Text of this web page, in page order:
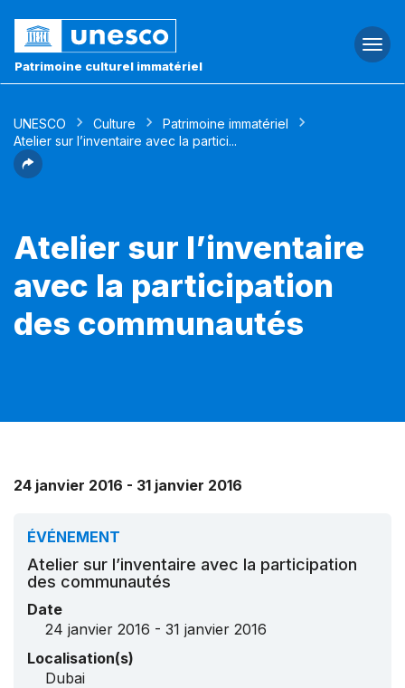
Patrimoine culturel immatériel
UNESCO Culture
Patrimoine immatériel
Atelier sur l’inventaire avec la partici...
Atelier sur l’inventaire
avec la participation
des communautés
24 janvier 2016 - 31 janvier 2016
ÉVÉNEMENT
Atelier sur l’inventaire avec la participation
des communautés
Date
24 janvier 2016 - 31 janvier 2016
Localisation(s)
Dubai